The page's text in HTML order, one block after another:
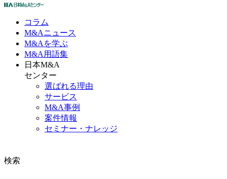
コラム
M&Aニュース
M&Aを学ぶ
M&A 用語集
日本M&A
センター
選ばれる理由
サービス
M&A事例
案件情報
セミナー・ナレッジ
検索